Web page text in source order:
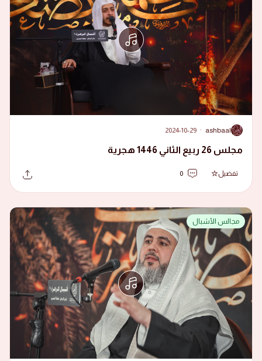
A
ashbaal
·
2024-10-29
مجلس 26 ربيع الثاني 1446 هجرية
تفضيل 0
مجالس الأشبال